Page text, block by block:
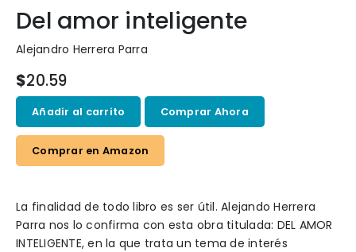
Del amor inteligente
Alejandro Herrera Parra
$20.59
Añadir al carrito Comprar Ahora
Comprar en Amazon
La finalidad de todo libro es ser útil. Alejando Herrera
Parra nos lo confirma con esta obra titulada: DEL AMOR
INTELIGENTE, en la que trata un tema de interés